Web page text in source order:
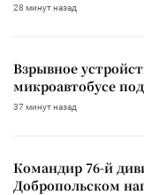
28 минут назад
Взрывное
микроавтобусе
37 минут назад
Командир 76-й
Добропольском